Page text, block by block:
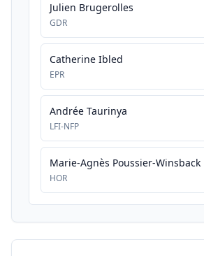
Julien Brugerolles
GDR
Catherine Ibled
EPR
Andrée Taurinya
LFI-NFP
Marie-Agnès Poussier-Winsback
HOR